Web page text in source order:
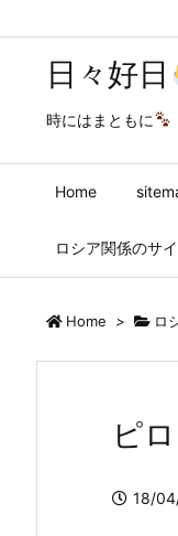
日々好日
時にはまともに
Home
ロシア関係のサ
Home > ロ
ピ
18/